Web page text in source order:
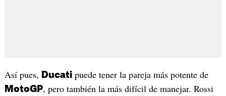
Así pues, Ducatipuede tener la pareja más potente de
MotoGP, pero también la más difícil de manejar. Rossi